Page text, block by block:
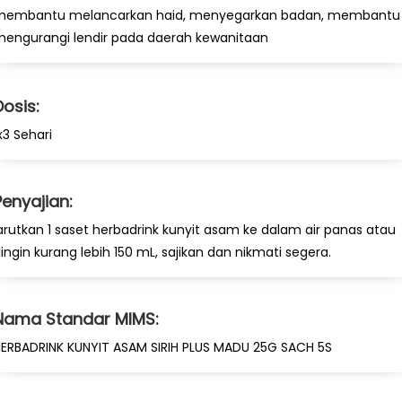
melancarkan haid, menyegarkan badan, membantu
lendir pada daerah kewanitaan
Sehari
1 saset herbadrink kunyit asam ke dalam air panas atau
kurang lebih 150 mL, sajikan dan nikmati segera.
Standar MIMS:
KUNYIT ASAM SIRIH PLUS MADU 25G SACH 5S